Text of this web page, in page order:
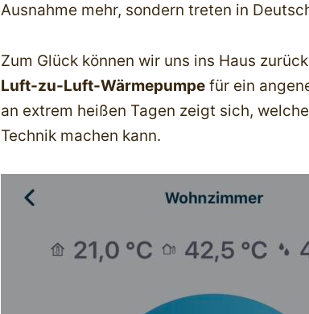
Ausnahme mehr, sondern treten in
Zum Glück können wir uns ins Haus
Luft-zu-Luft-Wärmepumpe für ein
an extrem heißen Tagen zeigt sich,
Technik machen kann.